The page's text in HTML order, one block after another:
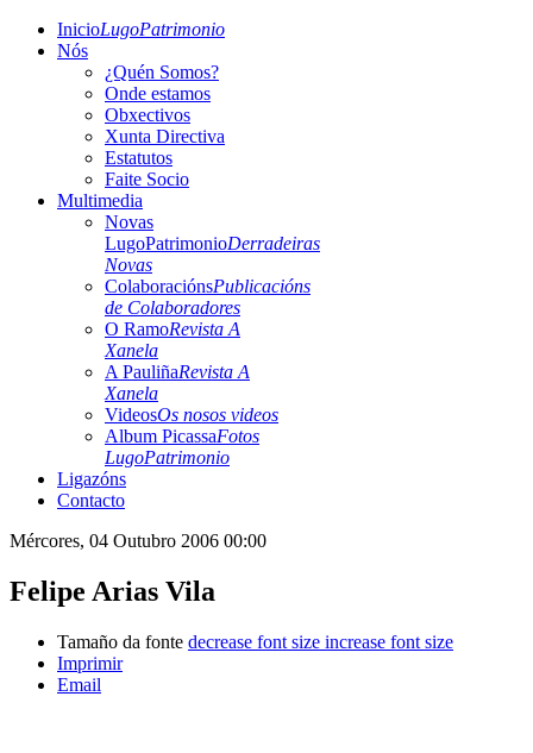
InicioLugoPatrimonio
Nós
¿Quén Somos?
Onde estamos
Obxectivos
Xunta Directiva
Estatutos
Faite Socio
Multimedia
Novas
LugoPatrimonioDerradeiras
Novas
ColaboraciónsPublicacións
de Colaboradores
O RamoRevista A
Xanela
A PauliñaRevista A
Xanela
VideosOs nosos videos
Album PicassaFotos
LugoPatrimonio
Ligazóns
Contacto
Mércores, 04 Outubro 2006 00:00
Felipe Arias Vila
Tamaño da fonte decrease font size increase font size
Imprimir
Email